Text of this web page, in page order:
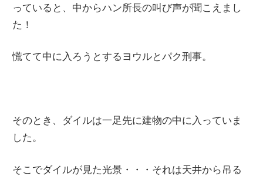
っていると、中からハン所長の叫び声が聞こえまし
た！
慌てて中に入ろうとするヨウルとパク刑事。
そのとき、ダイルは一足先に建物の中に入っていま
した。
そこでダイルが見た光景・・・それは天井から吊る